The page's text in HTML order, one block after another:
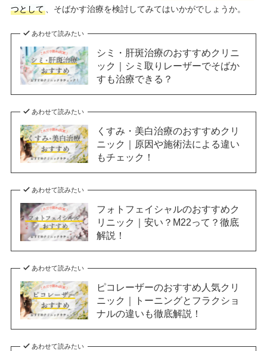
つとして、そばかす治療を検討してみてはいかがでしょうか。
あわせて読みたい
シミ・肝斑治療のおすすめクリニ
ック｜シミ取りレーザーでそばか
すも治療できる？
あわせて読みたい
くすみ・美白治療のおすすめクリ
ニック｜原因や施術法による違い
もチェック！
あわせて読みたい
フォトフェイシャルのおすすめク
リニック｜安い？M22って？徹底
解説！
あわせて読みたい
ピコレーザーのおすすめ人気クリ
ニック｜トーニングとフラクショ
ナルの違いも徹底解説！
あわせて読みたい